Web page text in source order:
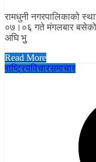
रामधुनी नगरपालिकाको
०७।०६ गते मंगलबार
अघि भुु
Read More
राष्ट्रियविचारसमाचार